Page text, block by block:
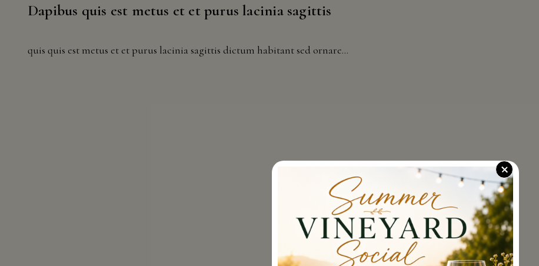
Dapibus quis est metus et et purus lacinia sagittis
quis quis est metus et et purus lacinia sagittis dictum habitant sed ornare...
+
Virginia,
Washington,
Wisconsin,
West
Virginia,